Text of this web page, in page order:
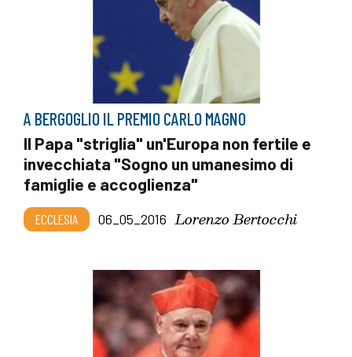
A BERGOGLIO IL PREMIO CARLO MAGNO
Il Papa "striglia" un'Europa non fertile e
invecchiata "Sogno un umanesimo di
famiglie e accoglienza"
ECCLESIA 06_05_2016 Lorenzo Bertocchi